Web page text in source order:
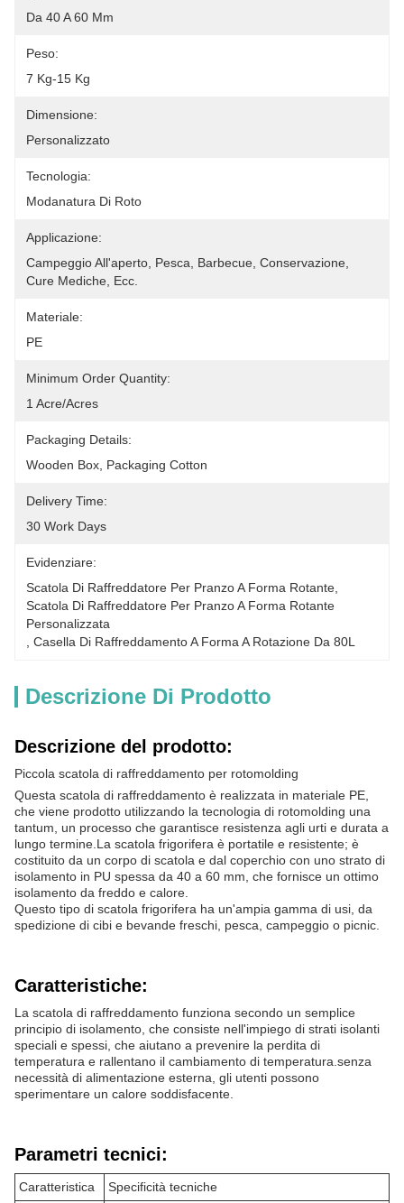
Da 40 A 60 Mm
Peso:
7 Kg-15 Kg
Dimensione:
Personalizzato
Tecnologia:
Modanatura Di Roto
Applicazione:
Campeggio All'aperto, Pesca, Barbecue, Conservazione,
Cure Mediche, Ecc.
Materiale:
PE
Minimum Order Quantity:
1 Acre/Acres
Packaging Details:
Wooden Box, Packaging Cotton
Delivery Time:
30 Work Days
Evidenziare:
Scatola Di Raffreddatore Per Pranzo A Forma Rotante
Scatola Di Raffreddatore Per Pranzo A Forma Rotante
Personalizzata
Casella Di Raffreddamento A Forma A Rotazione Da 80L
Descrizione Di Prodotto
Descrizione del prodotto:
Piccola scatola di raffreddamento per rotomolding
Questa scatola di raffreddamento è realizzata in materiale PE,
che viene prodotto utilizzando la tecnologia di rotomolding una
tantum, un processo che garantisce resistenza agli urti e durata a
lungo termine.La scatola frigorifera è portatile e resistente; è
costituito da un corpo di scatola e dal coperchio con uno strato di
isolamento in PU spessa da 40 a 60 mm, che fornisce un ottimo
isolamento da freddo e calore.
Questo tipo di scatola frigorifera ha un'ampia gamma di usi, da
spedizione di cibi e bevande freschi, pesca, campeggio o picnic.
Caratteristiche:
La scatola di raffreddamento funziona secondo un semplice
principio di isolamento, che consiste nell'impiego di strati isolanti
speciali e spessi, che aiutano a prevenire la perdita di
temperatura e rallentano il cambiamento di temperatura.senza
necessità di alimentazione esterna, gli utenti possono
sperimentare un calore soddisfacente.
Parametri tecnici:
Caratteristica Specificità tecniche